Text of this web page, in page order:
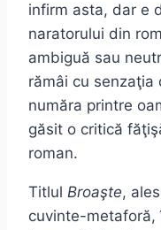
infirm asta, dar e
naratorului din
ambiguă sau
rămâi cu senzaţia
număra printre
găsit o critică
roman.
Titlul Broaşte,
cuvinte-metaforă,